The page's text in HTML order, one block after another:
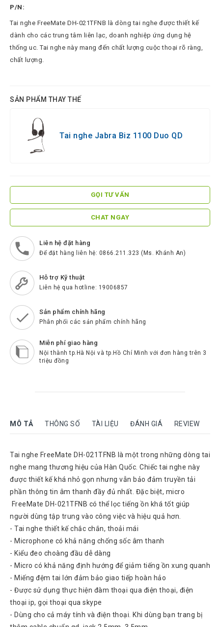
Hytera
BTech
Bayou
Hisense
Shure
ScreenBeam
Samsung
Htek
Spender
BenQ
Akuvox
Escene
Zycoo
Blueparrott
Cisco
Motorola
Dinstar
Aver
video
Yeastar
Logitech
Plantronics
Headsets
Freemate
Headsets
Sennheiser
Headsets
Jabra
P/N:
Tai nghe FreeMate DH-021TFNB là dòng tai nghe được thiết kế
dành cho các trung tâm liên lạc, doanh nghiệp ứng dụng hệ
thống uc. Tai nghe này mang đến chất lượng cuộc thoại rõ ràng,
chất lượng.
SẢN PHẨM THAY THẾ
Tai nghe Jabra Biz 1100 Duo QD
GỌI TƯ VẤN
CHAT NGAY
Liên hệ đặt hàng
Để đặt hàng liên hệ: 0866.211.323 (Ms. Khánh An)
Hỗ trợ Kỹ thuật
Liên hệ qua hotline: 19006857
Sản phẩm chính hãng
Phân phối các sản phẩm chính hãng
Miễn phí giao hàng
Nội thành tp.Hà Nội và tp.Hồ Chí Minh với đơn hàng trên 3
triệu đồng
MÔ TẢ THÔNG SỐ TÀI LIỆU ĐÁNH GIÁ REVIEW
Tai nghe FreeMate DH-021TFNB là một trong những dòng tai
nghe mang thương hiệu của Hàn Quốc. Chiếc tai nghe này
được thiết kế khá nhỏ gọn nhưng vẫn bảo đảm truyền tải
phần thông tin âm thanh đầy đủ nhất. Đặc biệt, micro
FreeMate DH-021TFNB có thể lọc tiếng ồn khá tốt giúp
người dùng tập trung vào công việc và hiệu quả hơn.
- Tai nghe thiết kế chắc chắn, thoải mái
- Microphone có khả năng chống sốc âm thanh
- Kiểu đeo choàng đầu dễ dàng
- Micro có khả năng định hướng để giảm tiếng ồn xung quanh
- Miếng đệm tai lớn đảm bảo giao tiếp hoàn hảo
- Được sử dụng thực hiện đàm thoại qua điện thoại, điện
thoại ip, gọi thoại qua skype
- Dùng cho cả máy tính và điện thoại. Khi dùng bạn trang bị